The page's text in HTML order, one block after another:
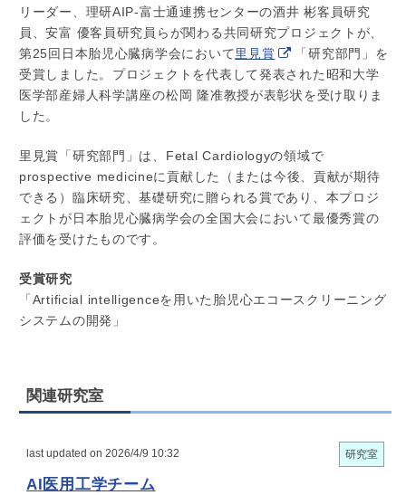
リーダー、理研AIP-富士通連携センターの酒井 彬客員研究
員、安富 優客員研究員らが関わる共同研究プロジェクトが、
第25回日本胎児心臓病学会において 里見賞
「研究部門」を
受賞しました。プロジェクトを代表して発表された昭和大学
医学部産婦人科学講座の松岡 隆准教授が表彰状を受け取りま
した。
里見賞「研究部門」は、Fetal Cardiologyの領域で
prospective medicineに貢献した（または今後、貢献が期待
できる）臨床研究、基礎研究に贈られる賞であり、本プロジ
ェクトが日本胎児心臓病学会の全国大会において最優秀賞の
評価を受けたものです。
受賞研究
「Artificial intelligenceを用いた胎児心エコースクリーニング
システムの開発」
関連研究室
last updated on 2026/4/9 10:32 研究室
AI医用工学チーム